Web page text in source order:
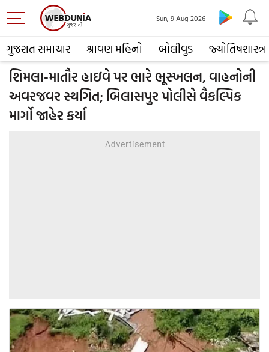
ગુજરાત સમાચાર શ્રાવણ મહિનો બોલીવુડ જ્યોતિષશાસ્ત્ર
Sun, 9 Aug 2026
શિમલા-માતૌર હાઇવે પર ભારે ભૂસ્ખલન, વાહનોની
અવરજવર સ્થગિત; બિલાસપુર પોલીસે વૈકલ્પિક
માર્ગો જાહેર કર્યા